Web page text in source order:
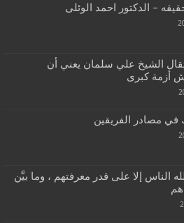
– الدكتور احمد الوئلى
الشيخ علي سلمان يعني أن
أزمة كبرى
في مصادر الفريقين
الناس إلا على قدر معرفتهم ، وما بيَّن